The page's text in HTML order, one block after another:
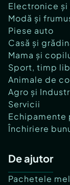
Electronice
Modă și
Piese auto
Casă și
Mama și
Sport, timp
Animale de
Agro și
Servicii
Echipamente
Închiriere
De ajutor
Pachetele